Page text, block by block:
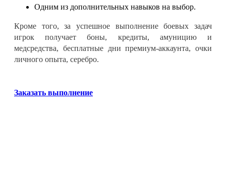
Одним из дополнительных навыков на выбор.
Кроме того, за успешное выполнение боевых задач
игрок получает боны, кредиты, амуницию и
медсредства, бесплатные дни премиум-аккаунта, очки
личного опыта, серебро.
Заказать выполнение